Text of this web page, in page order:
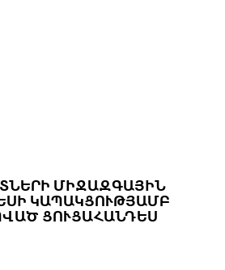
ՄԻՋԱԶԳԱՅԻՆ
ԿԱՊԱԿՑՈՒԹՅԱՄԲ
ՑՈՒՑԱՀԱՆԴԵՍ